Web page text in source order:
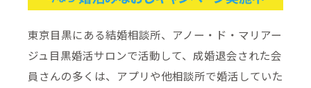
東京目黒にある結婚相談所、アノー・ド・マリアー
ジュ目黒婚活サロンで活動して、成婚退会された会
員さんの多くは、アプリや他相談所で婚活していた